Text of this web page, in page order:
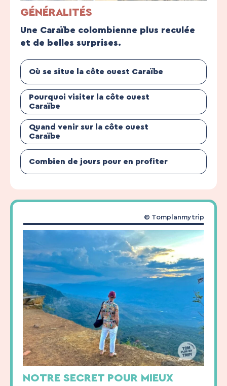
GÉNÉRALITÉS
Une Caraïbe colombienne plus reculée
et de belles surprises.
Où se situe la côte ouest Caraïbe
Pourquoi visiter la côte ouest
Caraïbe
Quand venir sur la côte ouest
Caraïbe
Combien de jours pour en profiter
NOTRE SECRET POUR MIEUX
© Tomplanmytrip